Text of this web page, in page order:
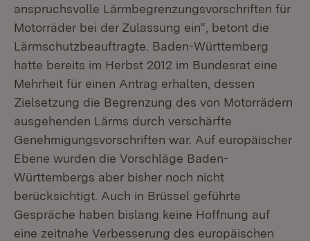
anspruchsvolle Lärmbegrenzungsvorschriften für
Motorräder bei der Zulassung ein“, betont die
Lärmschutzbeauftragte. Baden-Württemberg
hatte bereits im Herbst 2012 im Bundesrat eine
Mehrheit für einen Antrag erhalten, dessen
Zielsetzung die Begrenzung des von Motorrädern
ausgehenden Lärms durch verschärfte
Genehmigungsvorschriften war. Auf europäischer
Ebene wurden die Vorschläge Baden-
Württembergs aber bisher noch nicht
berücksichtigt. Auch in Brüssel geführte
Gespräche haben bislang keine Hoffnung auf
eine zeitnahe Verbesserung des europäischen